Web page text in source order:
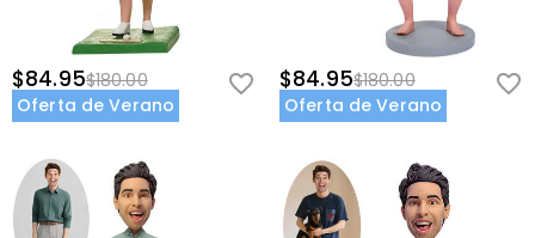
$84.95$180.00
Oferta de Verano
$84.95$180.00
Oferta de Verano